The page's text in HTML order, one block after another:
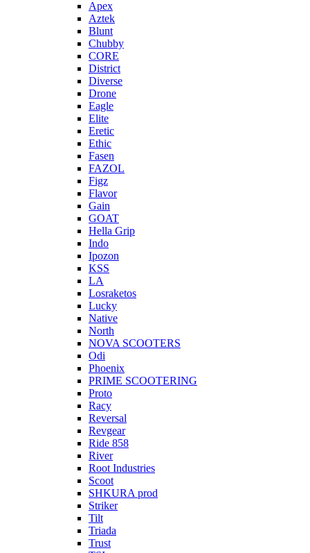
Apex
Aztek
Blunt
Chubby
CORE
District
Diverse
Drone
Eagle
Elite
Eretic
Ethic
Fasen
FAZOL
Figz
Flavor
Gain
GOAT
Hella Grip
Indo
Ipozon
KSS
LA
Losraketos
Lucky
Native
North
NOVA SCOOTERS
Odi
Phoenix
PRIME SCOOTERING
Proto
Racy
Reversal
Revgear
Ride 858
River
Root Industries
Scoot
SHKURA рrоd
Striker
Tilt
Triada
Trust